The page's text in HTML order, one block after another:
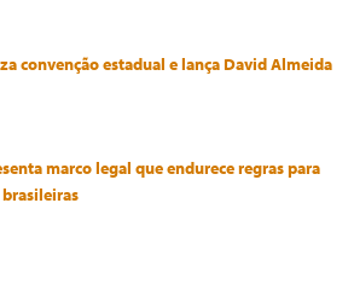
convenção estadual e lança David Almeida
marco legal que endurece regras para